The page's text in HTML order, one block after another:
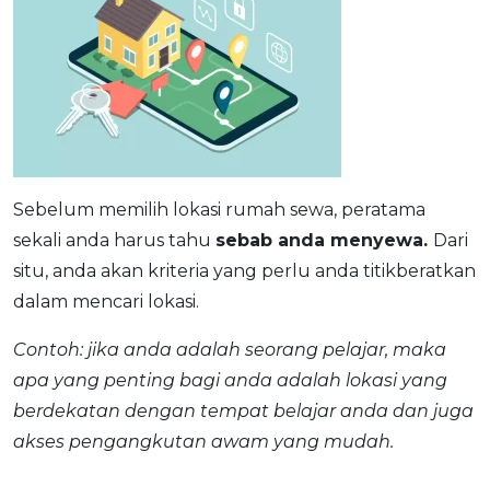
Sebelum memilih lokasi rumah sewa, peratama
sekali anda harus tahu sebab anda menyewa. Dari
situ, anda akan kriteria yang perlu anda titikberatkan
dalam mencari lokasi.
Contoh: jika anda adalah seorang pelajar, maka
apa yang penting bagi anda adalah lokasi yang
berdekatan dengan tempat belajar anda dan juga
akses pengangkutan awam yang mudah.